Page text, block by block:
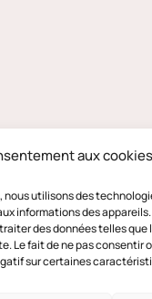
aux cookies
nous utilisons des
informations des
des données telles
Le fait de ne pas consentir
sur certaines